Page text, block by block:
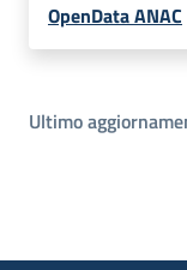
OpenData ANAC
Ultimo